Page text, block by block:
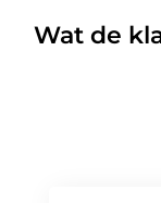
Wat de